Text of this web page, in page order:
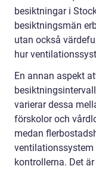
besiktningar i
besiktningsmän
utan också
hur
En annan aspekt
varierar dessa
förskolor och
medan
ventilationssystem
kontrollerna. Det